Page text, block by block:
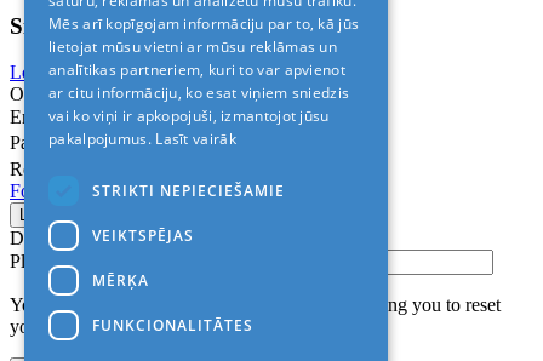
Sign In
Login with Facebook Login with Google
Or
Email
Password
Remember me
Forgot Password?
Don’t have an account?
Please confirm login email below
You will receive an email containing a link allowing you to reset
your password to a new preferred one.
Mēs arī kopīgojam informāciju par to, kā jūs
lietojat mūsu vietni ar mūsu reklāmas un
analītikas partneriem, kuri to var apvienot
ar citu informāciju, ko esat viņiem sniedzis
vai ko viņi ir apkopojuši, izmantojot jūsu
pakalpojumus. Lasīt vairāk
STRIKTI NEPIECIEŠAMIE
VEIKTSPĒJAS
MĒRĶA
FUNKCIONALITĀTES